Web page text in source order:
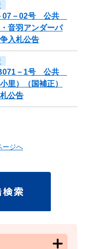
07－02号 公共
音羽アンダーパ
入札公告
B071－1号 公共
里）（国補正）
公告
ージへ